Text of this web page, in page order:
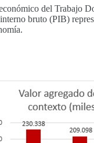
del Trabajo
bruto (PIB)